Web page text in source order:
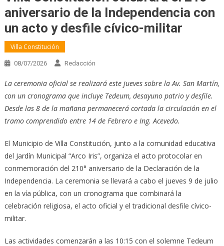
aniversario de la Independencia con
un acto y desfile cívico-militar
Villa Constitución
08/07/2026 Redacción
La ceremonia oficial se realizará este jueves sobre la Av. San Martín,
con un cronograma que incluye Tedeum, desayuno patrio y desfile.
Desde las 8 de la mañana permanecerá cortada la circulación en el
tramo comprendido entre 14 de Febrero e Ing. Acevedo.
El Municipio de Villa Constitución, junto a la comunidad educativa
del Jardín Municipal “Arco Iris”, organiza el acto protocolar en
conmemoración del 210° aniversario de la Declaración de la
Independencia. La ceremonia se llevará a cabo el jueves 9 de julio
en la vía pública, con un cronograma que combinará la
celebración religiosa, el acto oficial y el tradicional desfile cívico-
militar.
Las actividades comenzarán a las 10:15 con el solemne Tedeum